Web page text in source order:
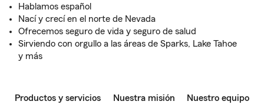
Hablamos español
Nací y crecí en el norte de Nevada
Ofrecemos seguro de vida y seguro de salud
Sirviendo con orgullo a las áreas de Sparks, Lake Tahoe
y más
Productos y servicios Nuestra misión Nuestro equipo